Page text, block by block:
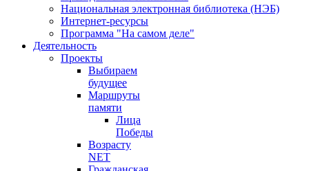
Национальная электронная библиотека (НЭБ)
Интернет-ресурсы
Программа "На самом деле"
Деятельность
Проекты
Выбираем
будущее
Маршруты
памяти
Лица
Победы
Возрасту
NET